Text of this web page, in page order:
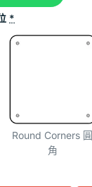
*
Round Corners 圓
角